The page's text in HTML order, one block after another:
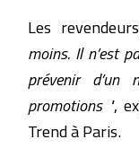
Les
moins. Il n’est
prévenir d’un
promotions ",
Trend à Paris.